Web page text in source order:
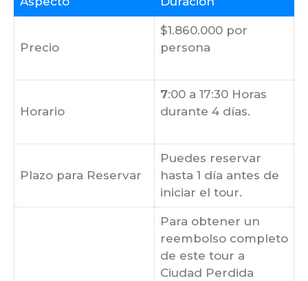
Precio
$1.860.000 por
persona
Horario
7:00 a 17:30 Horas
durante 4 días.
Plazo para Reservar
Puedes reservar
hasta 1 día antes de
iniciar el tour.
Para obtener un
reembolso completo
de este tour a
Ciudad Perdida